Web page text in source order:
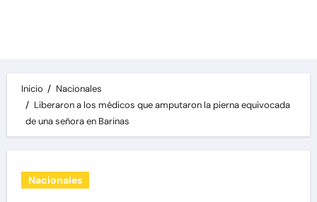
Inicio
Nacionales
Liberaron a los médicos que amputaron la pierna equivocada
de una señora en Barinas
Nacionales